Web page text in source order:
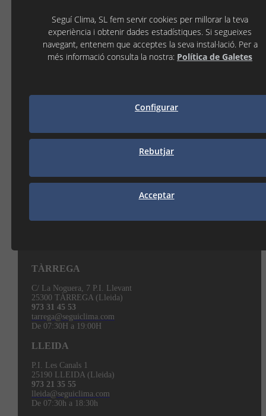
Estoc:
369,00 € ( IVA No Inclòs )
− +
TÀRREGA
C/ La Noguera, 7 P.I. Llevant
25300 TÀRREGA (Lleida)
973 31 45 53
tarrega@seguiclima.com
De 07:30H a 19:00H
LLEIDA
P.I. Les Canals 1
25190 LLEIDA (Lleida)
973 21 35 55
lleida@seguiclima.com
De 07:30h a 18:30h
Seguí Clima, SL fem servir cookies per millorar la teva
experiència i obtenir dades estadístiques. Si segueixes
navegant, entenem que acceptes la seva instal·lació. Per a
més informació consulta la nostra: Política de Galetes
Configurar
Rebutjar
Acceptar